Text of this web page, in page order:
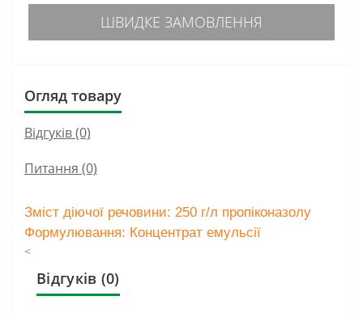
ШВИДКЕ ЗАМОВЛЕННЯ
Огляд товару
Відгуків (0)
Питання (0)
Зміст діючої речовини: 250 г/л пропіконазолу
Формулювання: Концентрат емульсії
<
Відгуків (0)